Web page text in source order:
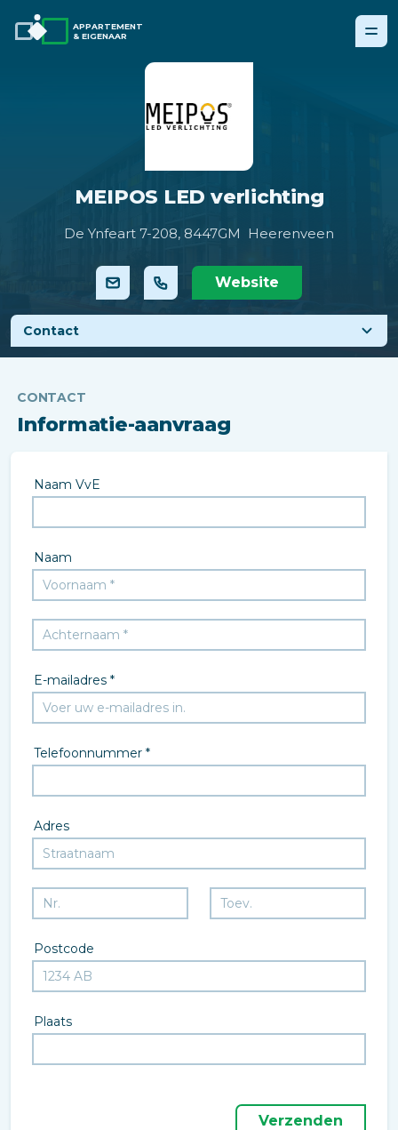
APPARTEMENT
& EIGENAAR
MEIPOS LED verlichting
De Ynfeart 7-208, 8447GM Heerenveen
Website
Contact
CONTACT
Informatie-aanvraag
Naam VvE
Naam
E-mailadres *
Telefoonnummer *
Adres
Postcode
Plaats
Verzenden